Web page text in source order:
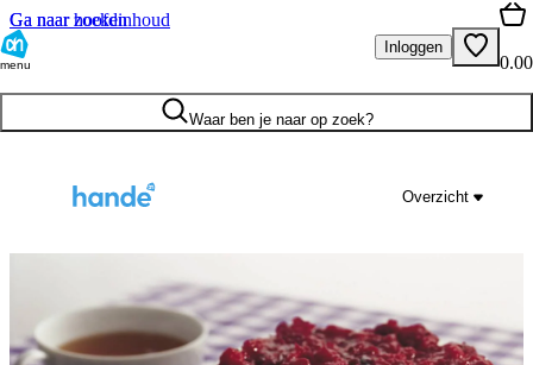
Ga naar hoofdinhoud
Ga naar zoeken
menu
Inloggen
0.00
Waar ben je naar op zoek?
Overzicht